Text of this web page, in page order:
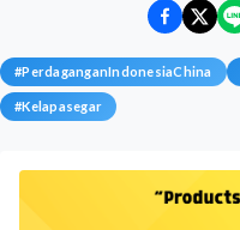
#PerdaganganIndonesiaChina
#Kelapasegar